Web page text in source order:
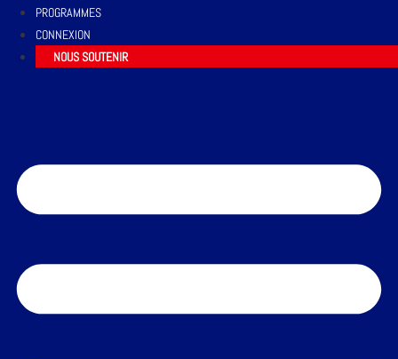
PROGRAMMES
CONNEXION
NOUS SOUTENIR